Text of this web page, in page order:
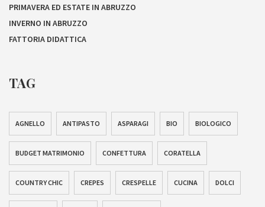
PRIMAVERA ED ESTATE IN ABRUZZO
INVERNO IN ABRUZZO
FATTORIA DIDATTICA
TAG
AGNELLO ANTIPASTO ASPARAGI BIO BIOLOGICO
BUDGET MATRIMONIO CONFETTURA CORATELLA
COUNTRY CHIC CREPES CRESPELLE CUCINA DOLCI